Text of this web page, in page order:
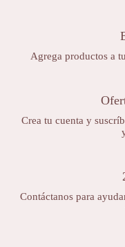
Agrega productos a
Crea tu cuenta y
Contáctanos para